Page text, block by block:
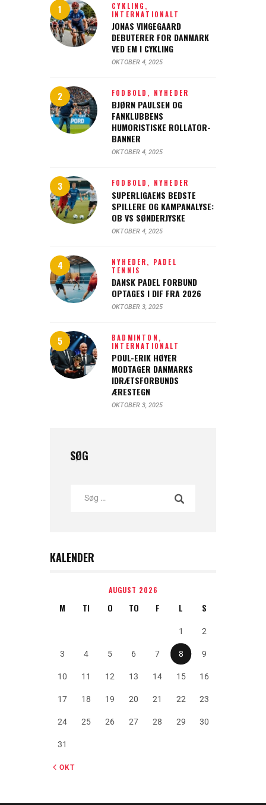
CYKLING,
INTERNATIONALT
JONAS VINGEGAARD
DEBUTERER FOR DANMARK
VED EM I CYKLING
OKTOBER 4, 2025
FODBOLD, NYHEDER
BJØRN PAULSEN OG
FANKLUBBENS
HUMORISTISKE ROLLATOR-
BANNER
OKTOBER 4, 2025
FODBOLD, NYHEDER
SUPERLIGAENS BEDSTE
SPILLERE OG KAMPANALYSE:
OB VS SØNDERJYSKE
OKTOBER 4, 2025
NYHEDER, PADEL
TENNIS
DANSK PADEL FORBUND
OPTAGES I DIF FRA 2026
OKTOBER 3, 2025
BADMINTON,
INTERNATIONALT
POUL-ERIK HØYER
MODTAGER DANMARKS
IDRÆTSFORBUNDS
ÆRESTEGN
OKTOBER 3, 2025
SØG
KALENDER
AUGUST 2026
M TI O TO F L S
1 2
3 4 5 6 7 8 9
10 11 12 13 14 15 16
17 18 19 20 21 22 23
24 25 26 27 28 29 30
31
« OKT